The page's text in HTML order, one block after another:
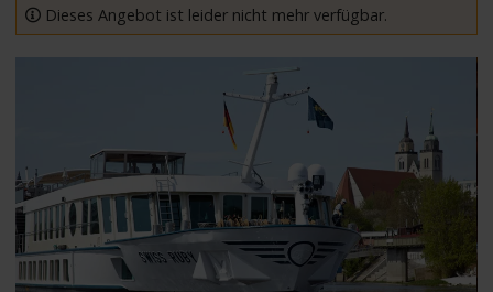
Reedereien
Suche
Dieses Angebot ist leider nicht mehr verfügbar.